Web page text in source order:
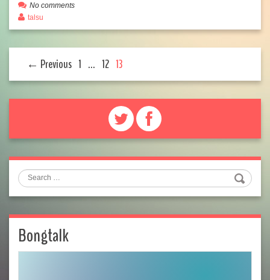
No comments
talsu
← Previous 1 … 12 13
Search
Bongtalk